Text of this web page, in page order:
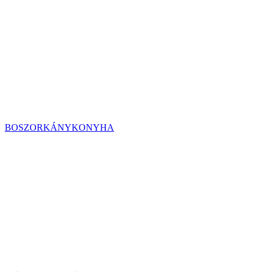
BOSZORKÁNYKONYHA